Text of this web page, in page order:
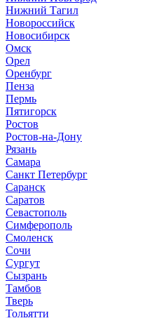
Нижний Тагил
Новороссийск
Новосибирск
Омск
Орел
Оренбург
Пенза
Пермь
Пятигорск
Ростов
Ростов-на-Дону
Рязань
Самара
Санкт Петербург
Саранск
Саратов
Севастополь
Симферополь
Смоленск
Сочи
Сургут
Сызрань
Тамбов
Тверь
Тольятти